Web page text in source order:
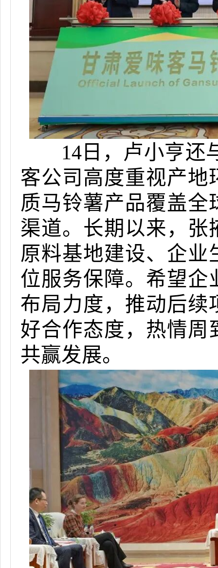
14日，卢小亨还
客公司高度重视产地
质马铃薯产品覆盖
渠道。长期以来，张
原料基地建设、企业
位服务保障。希望企
布局力度，推动后续
好合作态度，热情周
共赢发展。